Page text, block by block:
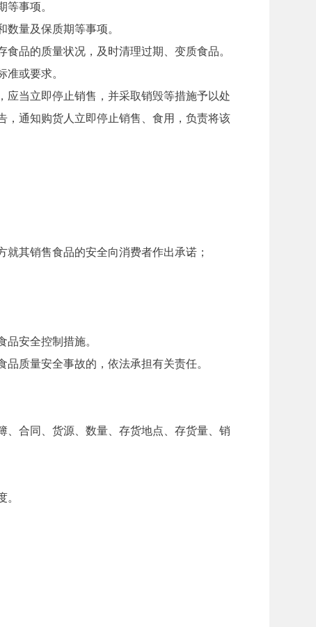
事项。
量及保质期等事项。
品的质量状况，及时清理过期、变质食品。
或要求。
当立即停止销售，并采取销毁等措施予以处
，通知购货人立即停止销售、食用，负责将该
其销售食品的安全向消费者作出承诺；
安全控制措施。
质量安全事故的，依法承担有关责任。
合同、货源、数量、存货地点、存货量、销
。